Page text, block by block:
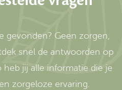
gevonden? Geen zorgen,
snel de antwoorden op
heb jij alle informatie die je
zorgeloze ervaring.